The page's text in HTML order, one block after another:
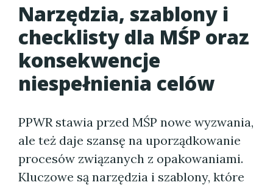
Narzędzia, szablony i
checklisty dla MŚP oraz
konsekwencje
niespełnienia celów
PPWR stawia przed MŚP nowe wyzwania,
ale też daje szansę na uporządkowanie
procesów związanych z opakowaniami.
Kluczowe są narzędzia i szablony, które